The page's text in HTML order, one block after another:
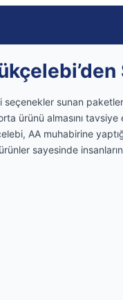
seçenekler sunan
ürünü almasını
AA muhabirine
sayesinde